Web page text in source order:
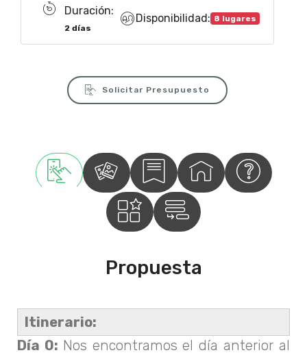
Duración:
2 días
Disponibilidad: 8 lugares
Solicitar Presupuesto
Propuesta
Itinerario:
Día 0: Nos encontramos el día anterior al